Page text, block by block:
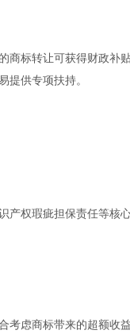
商标转让可获得财政
提供专项扶持。
产权瑕疵担保责任等核
考虑商标带来的超额收